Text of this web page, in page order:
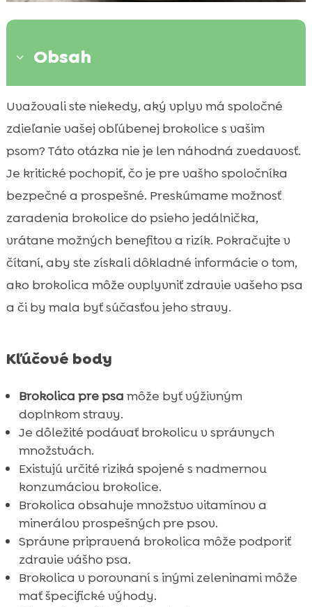
3 Obsah
 Úvod do brokolice v strave pre psa
 Je brokolica bezpečná pre psa?
 Ako správne podávať brokolicu vášmu
psovi
Význam brokolice v zdravej strave pre psa
Obohatenie stravy psa zeleninou
Brokolica a jej účinky na psov
Brokolica v porovnaní s inými zeleninami v
strave psa
Recepty s brokolicou pre psov
Výživa pre psa: čo zahrnúť a čomu sa
 Praktické tipy pre zavedenie brokolice do
 Produkty CricksyDog pre zdravú výživu psa
 Brokolica pre psa: Záverečné myšlenky
 Záver
FAQ
Uvažovali ste niekedy, aký vplyv má spoločné
zdieľanie vašej obľúbenej brokolice s vašim
psom? Táto otázka nie je len náhodná zvedavosť.
Je kritické pochopiť, čo je pre vašho spoločníka
bezpečné a prospešné. Preskúmame možnosť
zaradenia brokolice do psieho jedálnička,
vrátane možných benefitov a rizík. Pokračujte v
čítaní, aby ste získali dôkladné informácie o tom,
ako brokolica môže ovplyvniť zdravie vašeho psa
a či by mala byť súčasťou jeho stravy.
Kľúčové body
Brokolica pre psa môže byť výživným
doplnkom stravy.
Je dôležité podávať brokolicu v správnych
množstvách.
Existujú určité riziká spojené s nadmernou
konzumáciou brokolice.
Brokolica obsahuje množstvo vitamínov a
minerálov prospešných pre psov.
Správne pripravená brokolica môže podporiť
zdravie vášho psa.
Brokolica v porovnaní s inými zeleninami môže
mať špecifické výhody.